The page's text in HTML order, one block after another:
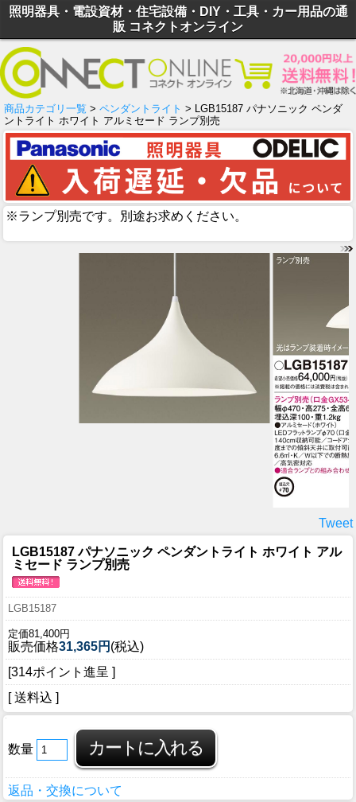
照明器具・電設資材・住宅設備・DIY・工具・カー用品の通
販 コネクトオンライン
商品カテゴリ一覧 > ペンダントライト > LGB15187 パナソニック ペンダ
ントライト ホワイト アルミセード ランプ別売
※ランプ別売です。別途お求めください。
Tweet
LGB15187 パナソニック ペンダントライト ホワイト アル
ミセード ランプ別売
LGB15187
定価81,400円
販売価格31,365円 (税込)
[314ポイント進呈 ]
[ 送料込 ]
数量
返品・交換について